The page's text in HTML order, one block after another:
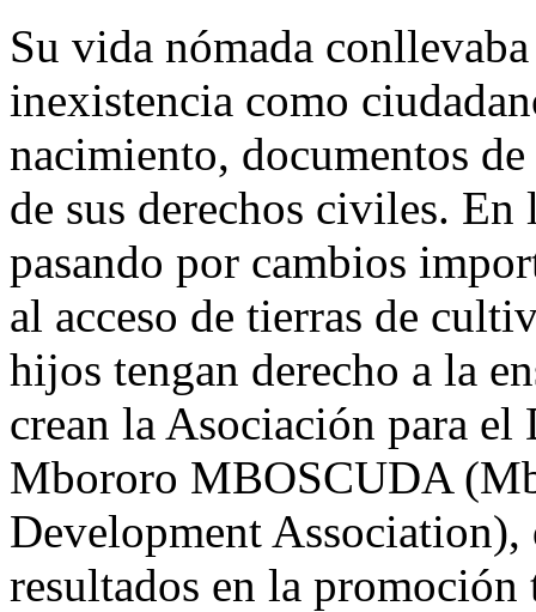
Su vida nómada
inexistencia como
nacimiento, documentos
de sus derechos civiles.
pasando por cambios
al acceso de tierras de
hijos tengan derecho a la
crean la Asociación para
Mbororo MBOSCUDA (
Development Association),
resultados en la promoción